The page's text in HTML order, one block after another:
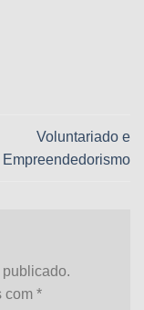
Voluntariado e
Empreendedorismo
com *